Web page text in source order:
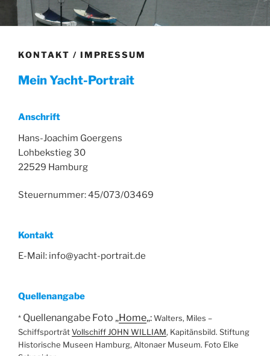
KONTAKT / IMPRESSUM
Mein Yacht-Portrait
Anschrift
Hans-Joachim Goergens
Lohbekstieg 30
22529 Hamburg
Steuernummer: 45/073/03469
Kontakt
E-Mail: info@yacht-portrait.de
Quellenangabe
* Quellenangabe Foto „Home„:Walters, Miles –
SchiffsporträtVollschiff JOHN WILLIAM, Kapitänsbild. Stiftung
Historische Museen Hamburg, Altonaer Museum. Foto Elke